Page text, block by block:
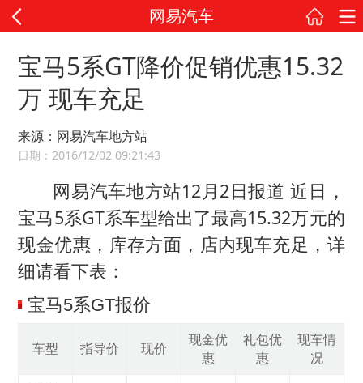
网易汽车
宝马5系GT降价促销优惠15.32
万 现车充足
来源：网易汽车地方站
日期：2016/12/02 09:21:43
网易汽车地方站12月2日报道 近日，
宝马5系GT系车型给出了最高15.32万元的
现金优惠，库存方面，店内现车充足，详
细请看下表：
宝马5系GT报价
车型 指导价 现价
现金优
惠
礼包优
惠
现车情
况